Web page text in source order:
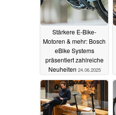
Stärkere E-Bike-
Motoren & mehr: Bosch
eBike Systems
präsentiert zahlreiche
Neuheiten 24.06.2025